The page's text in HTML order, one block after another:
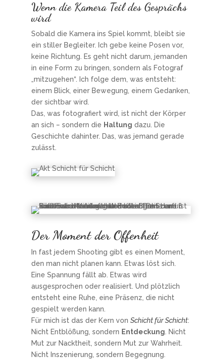
Wenn die Kamera Teil des Gesprächs
wird
Sobald die Kamera ins Spiel kommt, bleibt sie
ein stiller Begleiter. Ich gebe keine Posen vor,
keine Richtung. Es geht nicht darum, jemanden
in eine Form zu bringen, sondern als Fotograf
„mitzugehen“. Ich folge dem, was entsteht:
einem Blick, einer Bewegung, einem Gedanken,
der sichtbar wird.
Das, was fotografiert wird, ist nicht der Körper
an sich – sondern die Haltung dazu. Die
Geschichte dahinter. Das, was jemand gerade
zulässt.
Der Moment der Offenheit
In fast jedem Shooting gibt es einen Moment,
den man nicht planen kann. Etwas löst sich.
Eine Spannung fällt ab. Etwas wird
ausgesprochen oder realisiert. Und plötzlich
entsteht eine Ruhe, eine Präsenz, die nicht
gespielt werden kann.
Für mich ist das der Kern von Schicht für Schicht:
Nicht Entblößung, sondern Entdeckung . Nicht
Mut zur Nacktheit, sondern Mut zur Wahrheit.
Nicht Inszenierung, sondern Begegnung.